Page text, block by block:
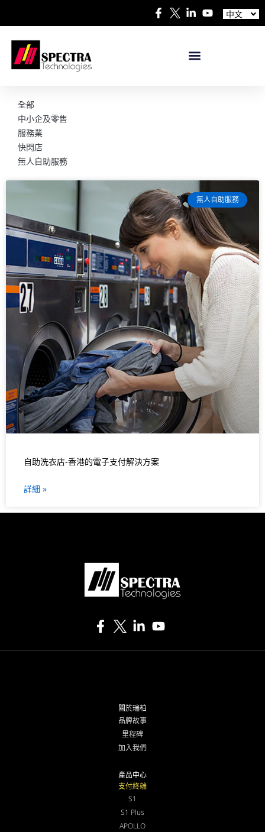
中文
日本語
全部
中小企及零售
服務業
快閃店
無人自助服務
無人自助服務
自助洗衣店-香港的電子支付解決方案
詳細 »
關於瑞柏
品牌故事
里程碑
加入我們
產品中心
支付終端
S1
S1 Plus
APOLLO